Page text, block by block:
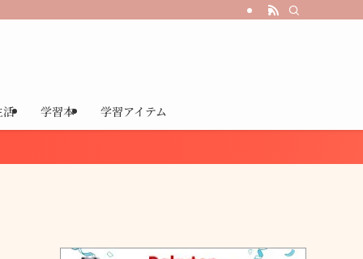
活 学習本 学習アイテム